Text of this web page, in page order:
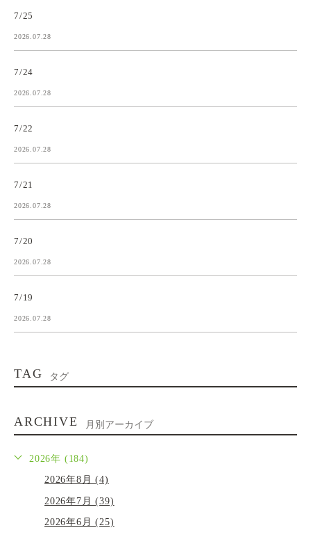
7/25
2026.07.28
7/24
2026.07.28
7/22
2026.07.28
7/21
2026.07.28
7/20
2026.07.28
7/19
2026.07.28
TAG タグ
ARCHIVE 月別アーカイブ
2026年 (184)
2026年8月 (4)
2026年7月 (39)
2026年6月 (25)